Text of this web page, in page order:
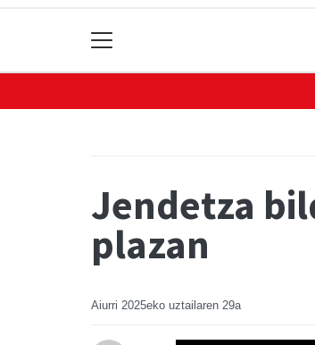
Jendetza
plazan
Aiurri 2025eko uztailaren 29a